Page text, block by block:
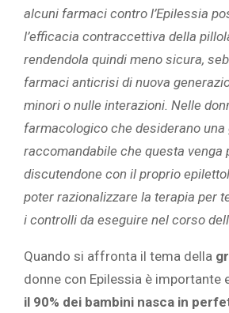
alcuni farmaci contro l’Epilessia
l’efficacia contraccettiva della
rendendola quindi meno sicura,
farmaci anticrisi di nuova
minori o nulle interazioni. Nelle
farmacologico che desiderano una
raccomandabile che questa venga
discutendone con il proprio
poter razionalizzare la terapia per
i controlli da eseguire nel corso
Quando si affronta il tema della
donne con Epilessia è importante
il 90% dei bambini nasca in